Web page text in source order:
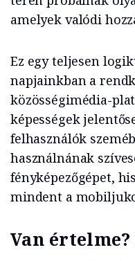
amelyek valódi
Ez egy teljesen
napjainkban a
közösségimédia-
képességek
felhasználók
használnának
fényképezőgépet,
mindent a
Van